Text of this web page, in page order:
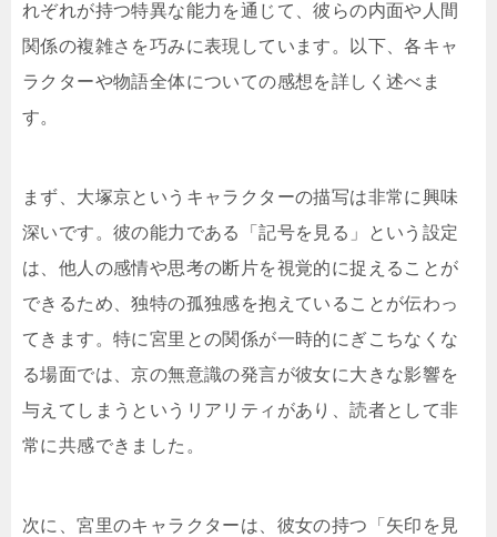
れぞれが持つ特異な能力を通じて、彼らの内面や人間
関係の複雑さを巧みに表現しています。以下、各キャ
ラクターや物語全体についての感想を詳しく述べま
す。
まず、大塚京というキャラクターの描写は非常に興味
深いです。彼の能力である「記号を見る」という設定
は、他人の感情や思考の断片を視覚的に捉えることが
できるため、独特の孤独感を抱えていることが伝わっ
てきます。特に宮里との関係が一時的にぎこちなくな
る場面では、京の無意識の発言が彼女に大きな影響を
与えてしまうというリアリティがあり、読者として非
常に共感できました。
次に、宮里のキャラクターは、彼女の持つ「矢印を見